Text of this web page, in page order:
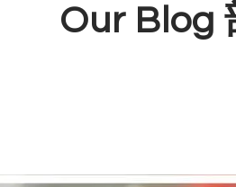
Our Blog